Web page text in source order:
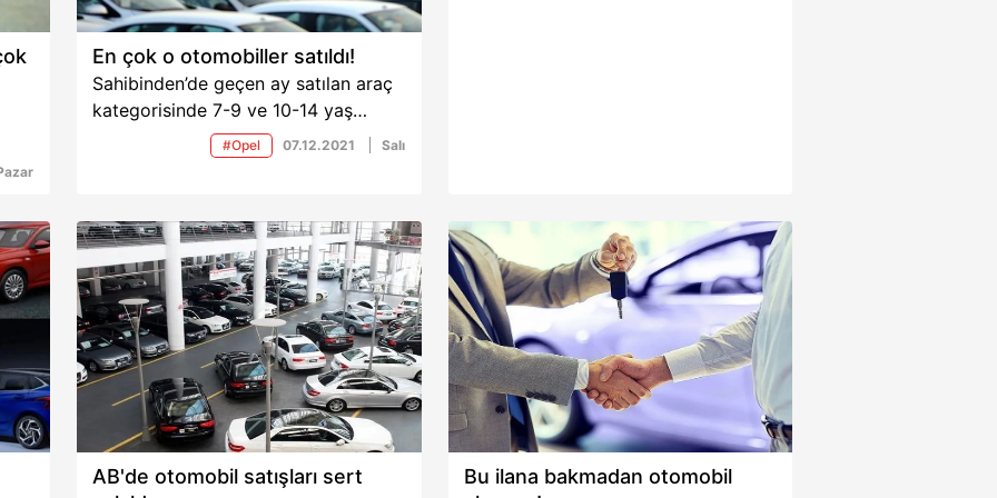
En çok o otomobiller satıldı!
Sahibinden’de geçen ay satılan araç
kategorisinde 7-9 ve 10-14 yaş
aralığındaki araçlardaki artış dikkati
çekti. sahibinden. com verilerinden
raporuna göre, geçen ayın en çok
ilan verilen kategorisi otomobil oldu.
Otomobili, minivan & panelvan, arazi/
suv & pick-up, motosiklet ve ticari
araçlar takip etti.
#Opel 07.12.2021 Salı
AB'de otomobil satışları sert
Bu ilana bakmadan otomobil